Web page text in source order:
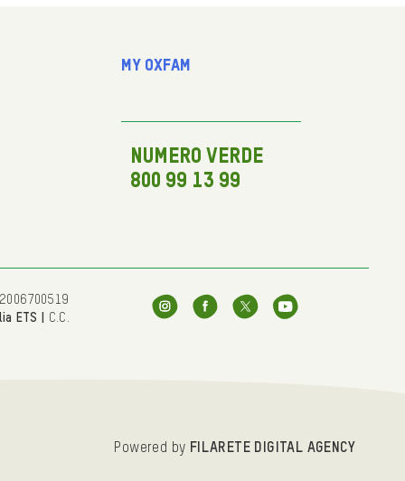
My Oxfam
NUMERO VERDE
800 99 13 99
ETS | C.C.
Powered by FILARETE DIGITAL AGENCY